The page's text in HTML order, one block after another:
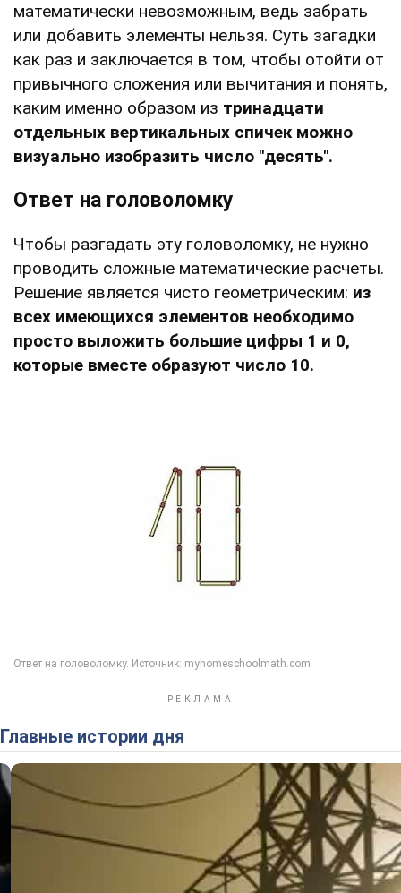
математически невозможным, ведь забрать
или добавить элементы нельзя. Суть загадки
как раз и заключается в том, чтобы отойти от
привычного сложения или вычитания и понять,
каким именно образом из тринадцати
отдельных вертикальных спичек можно
визуально изобразить число "десять".
Ответ на головоломку
Чтобы разгадать эту головоломку, не нужно
проводить сложные математические расчеты.
Решение является чисто геометрическим: из
всех имеющихся элементов необходимо
просто выложить большие цифры 1 и 0,
которые вместе образуют число 10.
Главные истории дня